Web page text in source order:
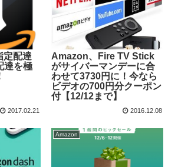
定配達
達を極
2017.02.21
Amazon、Fire TV Stick
がサイバーマンデーに合
わせて3730円に！今なら
ビデオの700円分クーポン
付【12/12まで】
2016.12.08
Amazon